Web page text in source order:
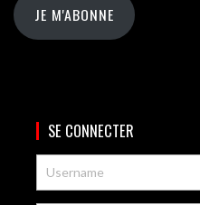
JE M'ABONNE
SE CONNECTER